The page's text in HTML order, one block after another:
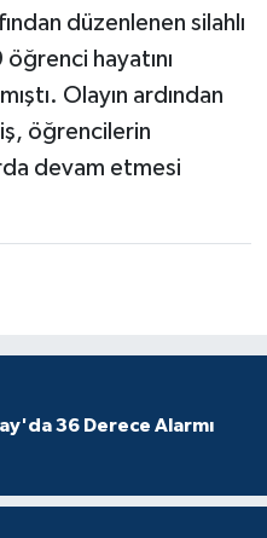
düzenlenen silahlı
hayatını
Olayın ardından
öğrencilerin
devam etmesi
36 Derece Alarmı